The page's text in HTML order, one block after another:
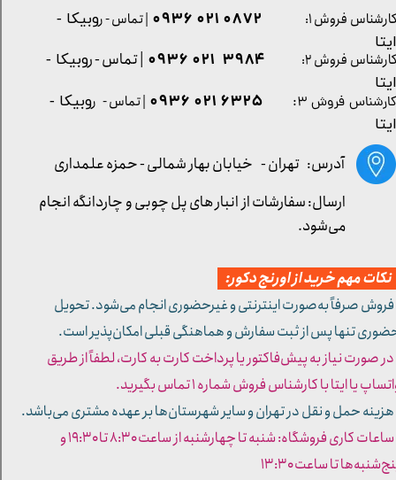
کارشناس فروش ۳: ۶۳۲۵ ۰۲۱ ۰۹۳۶ | تماس - روبیکا -
ایتا
آدرس: تهران - خیابان بهار شمالی - حمزه علمداری
مهم خرید از اورنج دکور:
صرفاً به‌صورت اینترنتی و غیرحضوری انجام می‌شود. تحویل
تنها پس از ثبت سفارش و هماهنگی قبلی امکان‌پذیر است.
صورت نیاز به پیش‌فاکتور یا پرداخت کارت به کارت، لطفاً از طریق
یا ایتا با کارشناس فروش شماره ۱ تماس بگیرید.
حمل و نقل در تهران و سایر شهرستان‌ها بر عهده مشتری می‌باشد.
- ساعات کاری فروشگاه: شنبه تا چهارشنبه از ساعت ۸:۳۰ تا ۱۹:۳۰ و
تا ساعت ۱۳:۳۰​​​​​​​
کارشناس فروش ۱: 0872 021 0936 | تماس - روبیکا -
ایتا
کارشناس فروش ۲:
۳۹۸۴ ۰۲۱ ۰۹۳۶ | تماس - روبیکا -
ایتا
ارسال: سفارشات از انبار های پل چوبی و چاردانگه انجام
می‌شود.